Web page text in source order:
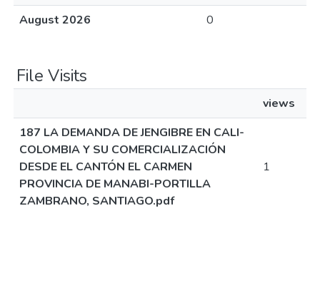
August 2026
0
File Visits
views
187 LA DEMANDA DE JENGIBRE EN CALI-
COLOMBIA Y SU COMERCIALIZACIÓN
DESDE EL CANTÓN EL CARMEN
PROVINCIA DE MANABI-PORTILLA
ZAMBRANO, SANTIAGO.pdf
1